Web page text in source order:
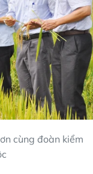
cùng đoàn kiểm